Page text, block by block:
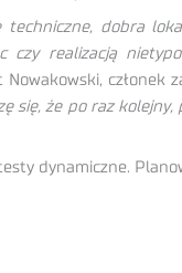
dobra
czy realizacją
członek
się, że po raz
dynamiczne.